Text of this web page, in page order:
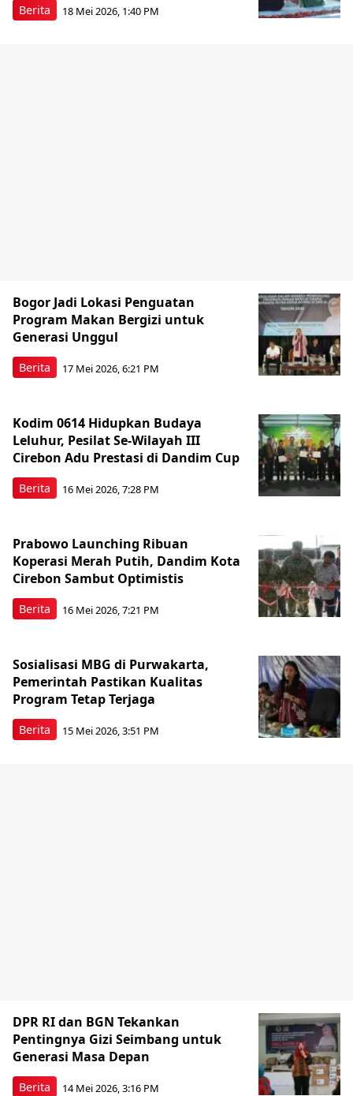
Berita 18 Mei 2026, 1:40 PM
Berita
Bogor Jadi Lokasi Penguatan
Program Makan Bergizi untuk
Generasi Unggul
17 Mei 2026, 6:21 PM
Berita
Kodim 0614 Hidupkan Budaya
Leluhur, Pesilat Se-Wilayah III
Cirebon Adu Prestasi di Dandim Cup
16 Mei 2026, 7:28 PM
Berita
Prabowo Launching Ribuan
Koperasi Merah Putih, Dandim Kota
Cirebon Sambut Optimistis
16 Mei 2026, 7:21 PM
Berita
Sosialisasi MBG di Purwakarta,
Pemerintah Pastikan Kualitas
Program Tetap Terjaga
15 Mei 2026, 3:51 PM
Berita
DPR RI dan BGN Tekankan
Pentingnya Gizi Seimbang untuk
Generasi Masa Depan
14 Mei 2026, 3:16 PM